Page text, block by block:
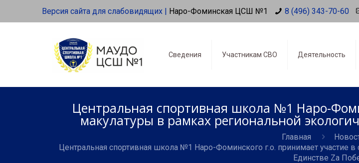
Версия сайта для слабовидящих | Наро-Фоминская ЦСШ №1 8 (496) 343-70-60
Сведения Участникам СВО Деятельность
Центральная спортивная школа №1 Наро-
макулатуры в рамках региональной
Главная
Центральная спортивная школа №1 Наро-Фоминского г.о. принимает участие
Единстве Za